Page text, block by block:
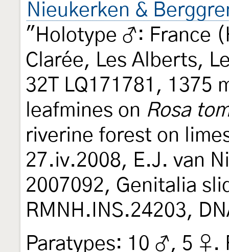
Nieukerken &
"Holotype ♂: France
Clarée, Les Alberts,
32T LQ171781, 1375
leafmines on Rosa
riverine forest on
27.iv.2008, E.J. van
2007092, Genitalia
RMNH.INS.24203,
Paratypes: 10 ♂, 5 ♀.